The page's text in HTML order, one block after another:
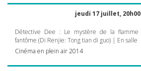
jeudi 17 juillet, 20h00
Détective Dee : Le mystère de la flamme
fantôme (Di Renjie: Tong tian di guo) | En salle
Cinéma en plein air 2014